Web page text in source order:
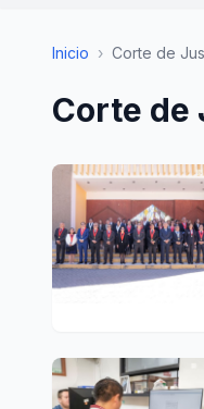
Inicio › Corte de
Corte de